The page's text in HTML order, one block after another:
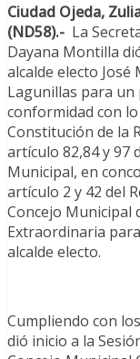
Ciudad Ojeda,
(ND58).- La
Dayana Montilla
alcalde electo
Lagunillas para un
conformidad con
Constitución de la
artículo 82,84 y 97
Municipal, en
artículo 2 y 42 del
Concejo Municipal
Extraordinaria
alcalde electo.
Cumpliendo con
dió inicio a la